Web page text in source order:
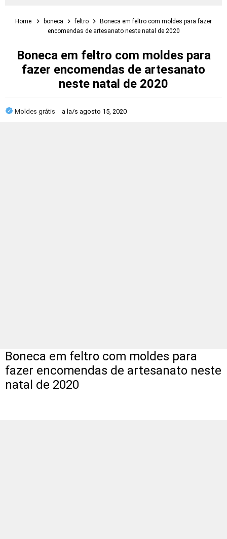
Home boneca feltro
Boneca em feltro com moldes para fazer
encomendas de artesanato neste natal de 2020
Boneca em feltro com moldes para
fazer encomendas de artesanato
neste natal de 2020
Moldes grátis a la/s agosto 15, 2020
Boneca em feltro com moldes para
fazer encomendas de artesanato neste
natal de 2020